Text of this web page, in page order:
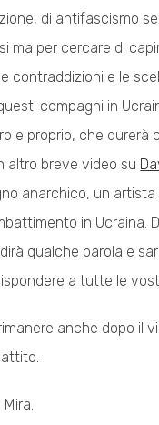
di antifascismo
ma per cercare di
contraddizioni e le
compagni in
e proprio, che durerà
altro breve video su
anarchico, un
in Ucraina.
qualche parola e
a tutte le
anche dopo il